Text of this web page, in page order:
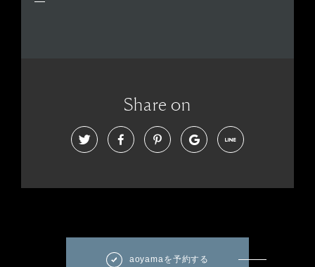
Share on
aoyamaを予約する